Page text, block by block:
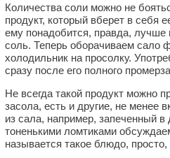
Количества соли можно не
продукт, который вберет в себя
ему понадобится, правда, лучше
соль. Теперь оборачиваем сало
холодильник на просолку.
сразу после его полного
Не всегда такой продукт можно
засола, есть и другие, не менее
из сала, например, запеченный в
тоненькими ломтиками
называется такое блюдо,